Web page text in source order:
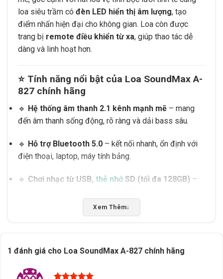
loa siêu trầm có đèn LED hiển thị âm lượng, tạo
điểm nhấn hiện đại cho không gian. Loa còn được
trang bị remote điều khiển từ xa, giúp thao tác dễ
dàng và linh hoạt hơn.
⭐ Tính năng nổi bật của Loa SoundMax A-
827 chính hãng
🔹 Hệ thống âm thanh 2.1 kênh mạnh mẽ – mang
đến âm thanh sống động, rõ ràng và dải bass sâu.
🔹 Hỗ trợ Bluetooth 5.0 – kết nối nhanh, ổn định với
điện thoại, laptop, máy tính bảng.
🔹 Chơi nhạc từ USB, thẻ nhớSD (tối đa 128GB) –
Cổng AUX và RCA– tương thích dễ dàng với nhiều
🔹Điều chỉnh Volume, Bass, Treblengay mặt trước
Xem Thêm↓
1 đánh giá cho Loa SoundMax A-827 chính hãng